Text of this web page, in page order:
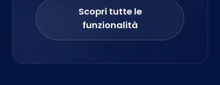
Scopri tutte le
funzionalità